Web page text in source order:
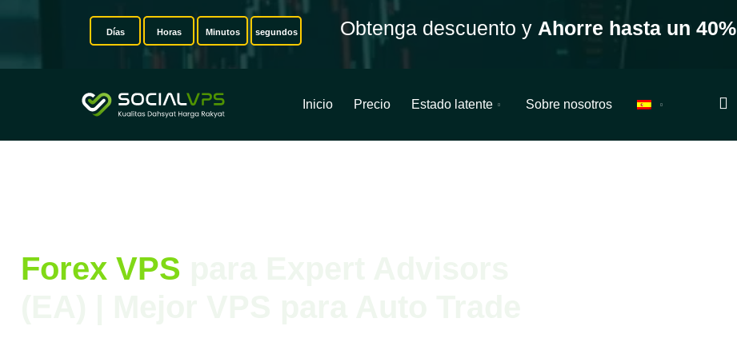
Días Horas Minutos segundos Obtenga descuento y Ahorre hasta un 40%
Inicio Precio Estado latente Sobre nosotros
Forex VPS